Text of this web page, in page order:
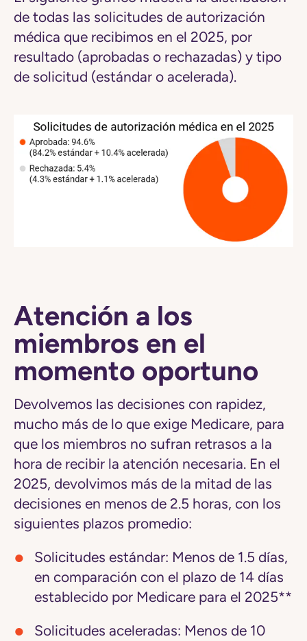
de todas las solicitudes de autorización
médica que recibimos en el 2025, por
resultado (aprobadas o rechazadas) y tipo
de solicitud (estándar o acelerada).
Atención a los
miembros en el
momento oportuno
Devolvemos las decisiones con rapidez,
mucho más de lo que exige Medicare, para
que los miembros no sufran retrasos a la
hora de recibir la atención necesaria. En el
2025, devolvimos más de la mitad de las
decisiones en menos de 2.5 horas, con los
siguientes plazos promedio:
Solicitudes estándar: Menos de 1.5 días,
en comparación con el plazo de 14 días
establecido por Medicare para el 2025**
Solicitudes aceleradas: Menos de 10